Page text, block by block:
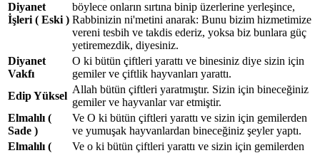
Diyanet
İşleri ( Eski )
böylece onların sırtına binip üzerlerine yerleşince,
Rabbinizin ni'metini anarak: Bunu bizim hizmetimize
vereni tesbih ve takdis ederiz, yoksa biz bunlara güç
yetiremezdik, diyesiniz.
Diyanet
Vakfı
O ki bütün çiftleri yarattı ve binesiniz diye sizin için
gemiler ve çiftlik hayvanları yarattı.
Edip Yüksel
Allah bütün çiftleri yaratmıştır. Sizin için bineceğiniz
gemiler ve hayvanlar var etmiştir.
Elmalılı (
Sade )
Ve O ki bütün çiftleri yarattı ve sizin için gemilerden
ve yumuşak hayvanlardan bineceğiniz şeyler yaptı.
Elmalılı (
Ve o ki bütün çiftleri yarattı ve sizin için gemilerden